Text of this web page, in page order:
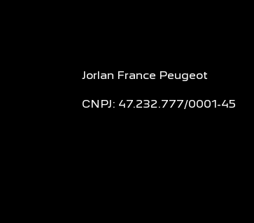
Jorlan France Peugeot
CNPJ: 47.232.777/0001-45